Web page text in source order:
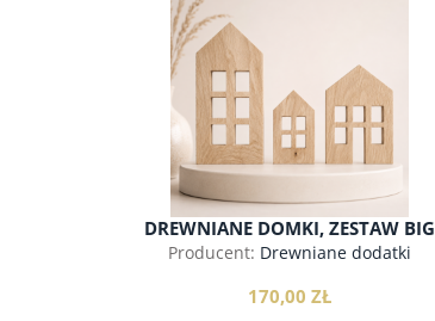
do koszyka
DREWNIANE DOMKI, ZESTAW BIG
Producent: Drewniane dodatki
170,00 ZŁ